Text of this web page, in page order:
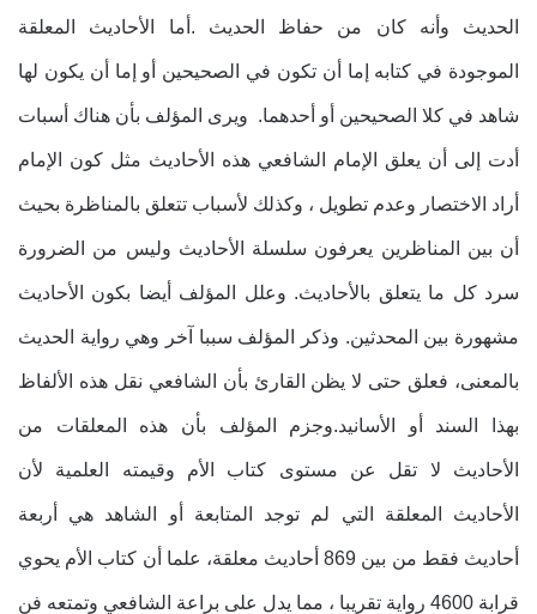
الحديث وأنه كان من حفاظ الحديث .أما الأحاديث المعلقة
الموجودة في كتابه إما أن تكون في الصحيحين أو إما أن يكون لها
شاهد في كلا الصحيحين أو أحدهما. ويرى المؤلف بأن هناك أسبات
أدت إلى أن يعلق الإمام الشافعي هذه الأحاديث مثل كون الإمام
أراد الاختصار وعدم تطويل ، وكذلك لأسباب تتعلق بالمناظرة بحيث
أن بين المناظرين يعرفون سلسلة الأحاديث وليس من الضرورة
سرد كل ما يتعلق بالأحاديث. وعلل المؤلف أيضا بكون الأحاديث
مشهورة بين المحدثين. وذكر المؤلف سببا آخر وهي رواية الحديث
بالمعنى، فعلق حتى لا يظن القارئ بأن الشافعي نقل هذه الألفاظ
بهذا السند أو الأسانيد.وجزم المؤلف بأن هذه المعلقات من
الأحاديث لا تقل عن مستوى كتاب الأم وقيمته العلمية لأن
الأحاديث المعلقة التي لم توجد المتابعة أو الشاهد هي أربعة
أحاديث فقط من بين 869 أحاديث معلقة، علما أن كتاب الأم يحوي
قرابة 4600 رواية تقريبا ، مما يدل على براعة الشافعي وتمتعه فن